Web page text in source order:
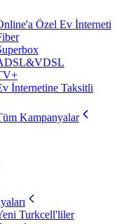
Özel Ev İnterneti
İnternetine Taksitli
Kampanyalar
Turkcell'liler